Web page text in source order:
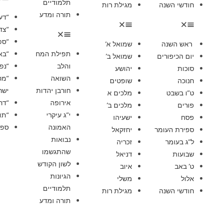
חודשי השנה
ראש השנה
יום הכיפורים
סוכות
חנוכה
ט”ו בשבט
פורים
פסח
ספירת העומר
ל”ג בעומר
שבועות
ט’ באב
אלול
חודשי השנה
מגילת רות
שמואל א’
שמואל ב’
יהושע
שופטים
מלכים א
מלכים ב’
ישעיהו
יחזקאל
זכריה
דניאל
איוב
משלי
מגילת רות
תלמודיים
תורה ומדע
תפילת המח
והלב
השואה
חורבן יהדות
אירופה
י”ג עיקרי
האמונה
נבואות
שהתגשמו
לשון הקודש
הגיונות
תלמודיים
תורה ומדע